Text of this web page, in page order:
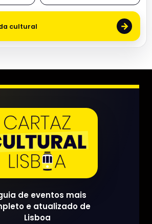
cultural →
de eventos mais
e atualizado de
Lisboa